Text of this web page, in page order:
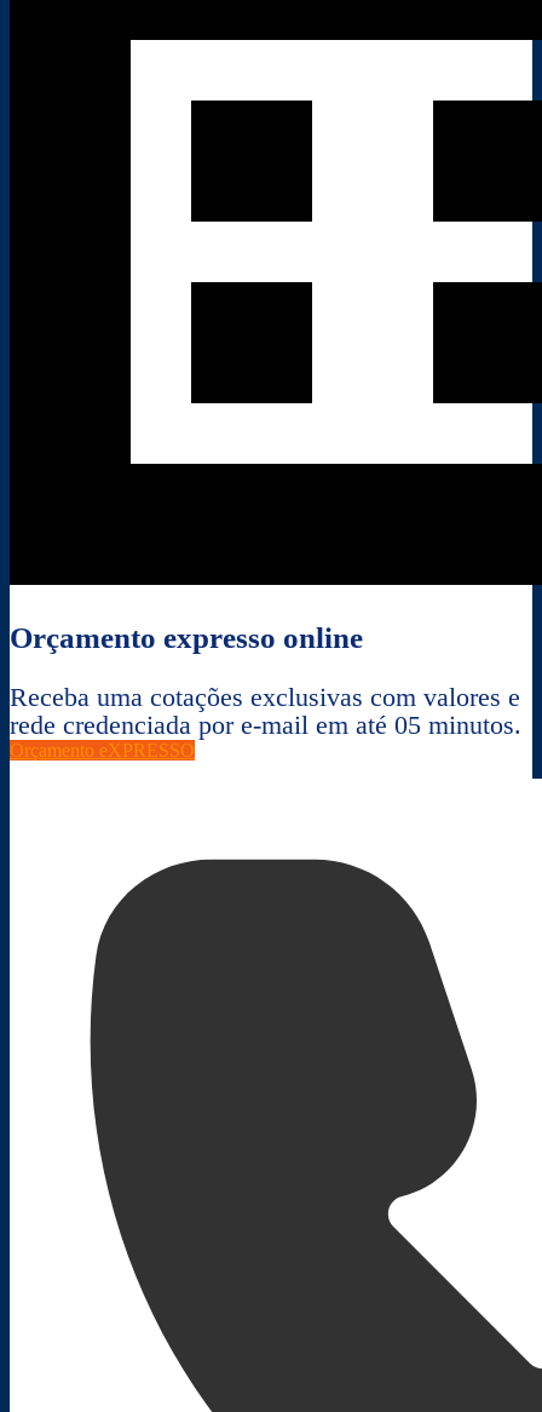
Orçamento expresso online
Receba uma cotações exclusivas com valores e
rede credenciada por e-mail em até 05 minutos.
Orçamento eXPRESSO